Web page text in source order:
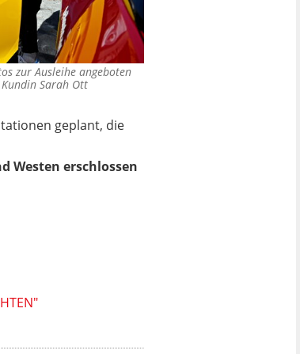
zur Ausleihe angeboten
Sarah Ott
geplant, die
Westen erschlossen